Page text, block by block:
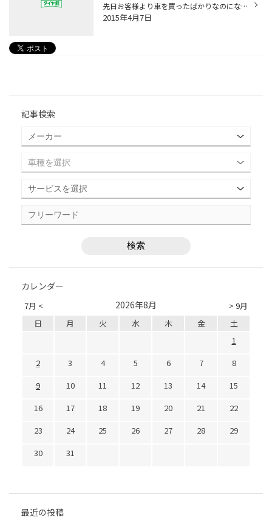
先日お客様より車を買ったばかりなのになんだかハンドルがしっくりいかない・・・右は曲がりやすいけど左が曲がりにくい・・・ とのことでしたので、さっそくアライメントを取らさせていただきました。 すると案の定数値が狂っていたのです・・・ 施工させて頂いたあとは、ハンドルはビシィー！！カ...
2015年4月7日
記事検索
カレンダー
7月 < > 9月
2026年8月
日 月 火 水 木 金
土
1
2
3 4 5 6 7
8
9
10 11 12 13 14
15
16
17 18 19 20 21
22
23
24 25 26 27 28
29
30
31
最近の投稿